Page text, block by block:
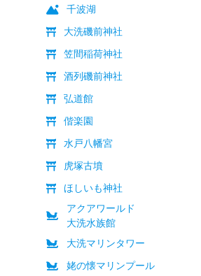
千波湖
大洗磯前神社
笠間稲荷神社
酒列磯前神社
弘道館
偕楽園
水戸八幡宮
虎塚古墳
ほしいも神社
アクアワールド
大洗水族館
大洗マリンタワー
姥の懐マリンプール